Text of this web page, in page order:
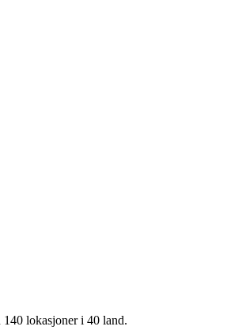
lokasjoner i 40 land.